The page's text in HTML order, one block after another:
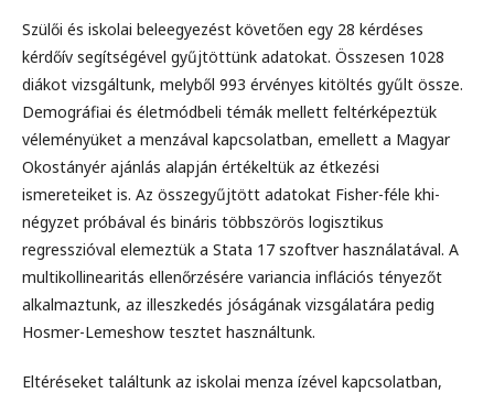
Szülői és iskolai beleegyezést követően egy 28 kérdéses
kérdőív segítségével gyűjtöttünk adatokat. Összesen 1028
diákot vizsgáltunk, melyből 993 érvényes kitöltés gyűlt össze.
Demográfiai és életmódbeli témák mellett feltérképeztük
véleményüket a menzával kapcsolatban, emellett a Magyar
Okostányér ajánlás alapján értékeltük az étkezési
ismereteiket is. Az összegyűjtött adatokat Fisher-féle khi-
négyzet próbával és bináris többszörös logisztikus
regresszióval elemeztük a Stata 17 szoftver használatával. A
multikollinearitás ellenőrzésére variancia inflációs tényezőt
alkalmaztunk, az illeszkedés jóságának vizsgálatára pedig
Hosmer-Lemeshow tesztet használtunk.
Eltéréseket találtunk az iskolai menza ízével kapcsolatban,